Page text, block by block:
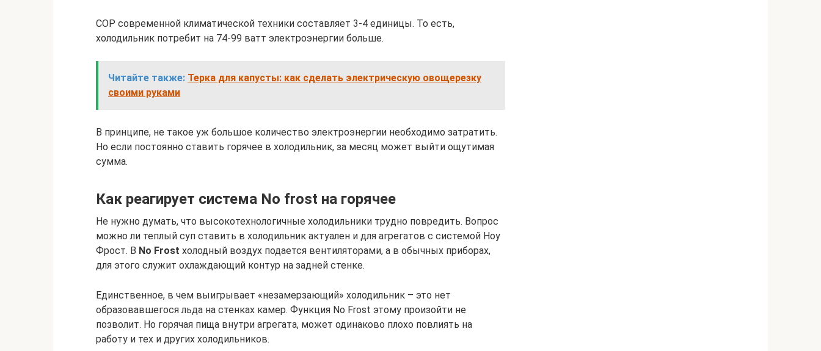
COP современной климатической техники составляет 3-4 единицы. То есть,
холодильник потребит на 74-99 ватт электроэнергии больше.
Читайте также: Терка для капусты: как сделать электрическую овощерезку
своими руками
В принципе, не такое уж большое количество электроэнергии необходимо затратить.
Но если постоянно ставить горячее в холодильник, за месяц может выйти ощутимая
сумма.
Как реагирует система No frost на горячее
Не нужно думать, что высокотехнологичные холодильники трудно повредить. Вопрос
можно ли теплый суп ставить в холодильник актуален и для агрегатов с системой Ноу
Фрост. В No Frost холодный воздух подается вентиляторами, а в обычных приборах,
для этого служит охлаждающий контур на задней стенке.
Единственное, в чем выигрывает «незамерзающий» холодильник – это нет
образовавшегося льда на стенках камер. Функция No Frost этому произойти не
позволит. Но горячая пища внутри агрегата, может одинаково плохо повлиять на
работу и тех и других холодильников.